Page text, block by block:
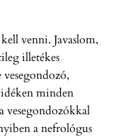
venni. Javaslom,
illetékes
minden
vesegondozókkal
a nefrológus